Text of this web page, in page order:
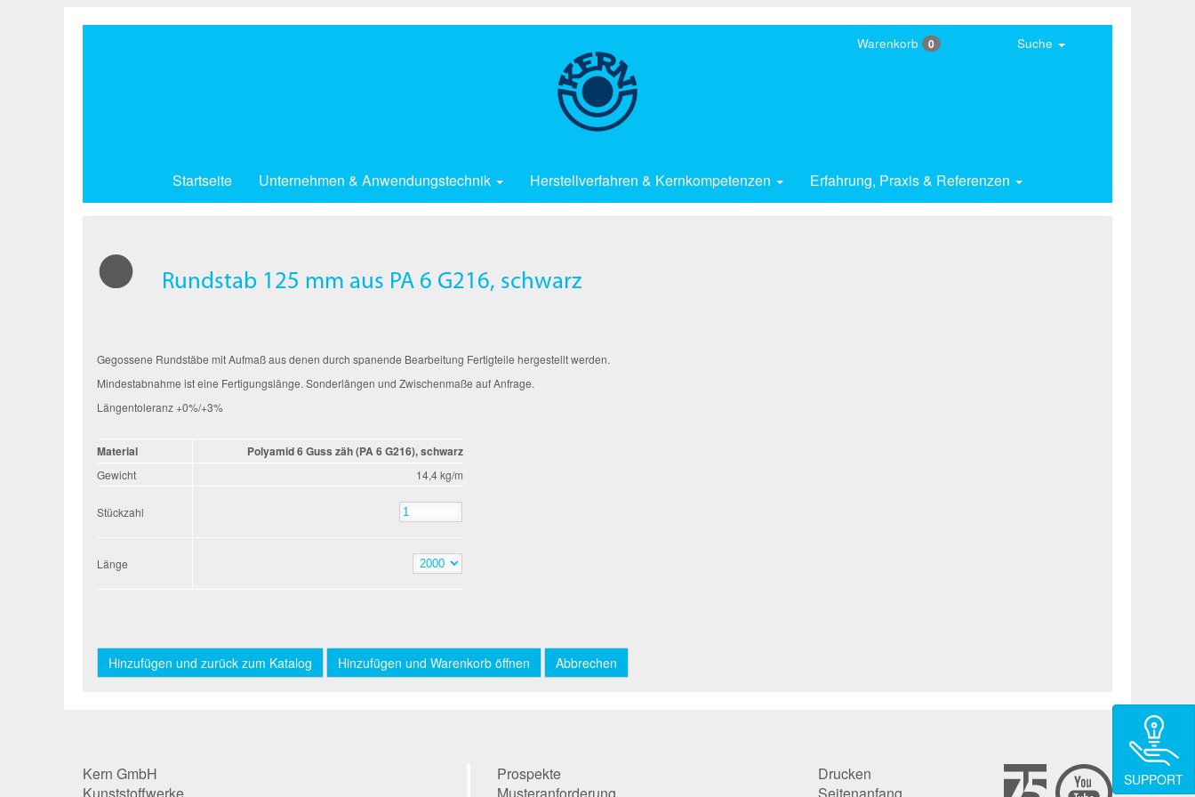
Startseite Unternehmen & Anwendungstechnik Herstellverfahren & Kernkompetenzen Erfahrung, Praxis & Referenzen
Warenkorb 0 Suche
Rundstab 125 mm aus PA 6 G216, schwarz
Gegossene Rundstäbe mit Aufmaß aus denen durch spanende Bearbeitung Fertigteile hergestellt werden.
Mindestabnahme ist eine Fertigungslänge. Sonderlängen und Zwischenmaße auf Anfrage.
Längentoleranz +0%/+3%
Material Polyamid 6 Guss zäh (PA 6 G216), schwarz
Gewicht 14,4 kg/m
Stückzahl
Länge
Kern GmbH
Kunststoffwerke
Prospekte
Musteranforderung
Drucken
Seitenanfang
SUPPORT